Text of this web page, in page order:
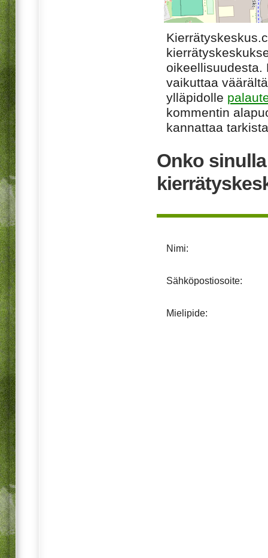
oikeellisuudesta.
vaikuttaa
ylläpidolle
kommentin
kannattaa
Onko
Nimi:
Sähköpostiosoite:
Mielipide: